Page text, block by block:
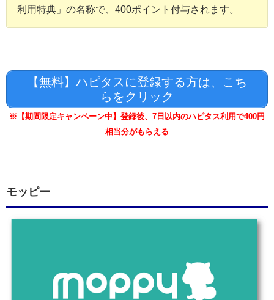
利用特典」の名称で、400ポイント付与されます。
【無料】ハピタスに登録する方は、こち
らをクリック
※【期間限定キャンペーン中】登録後、7日以内のハピタス利用で400円
相当分がもらえる
モッピー